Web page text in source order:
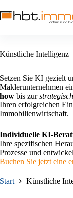
Inhalt
springen
Künstliche Intelligenz
Setzen Sie KI gezielt
Maklerunternehmen
how bis zur
Ihren erfolgreichen
Immobilienwirtschaft.
Individuelle KI-
Ihre spezifischen
Prozesse und
Buchen Sie jetzt eine
Start Künstliche